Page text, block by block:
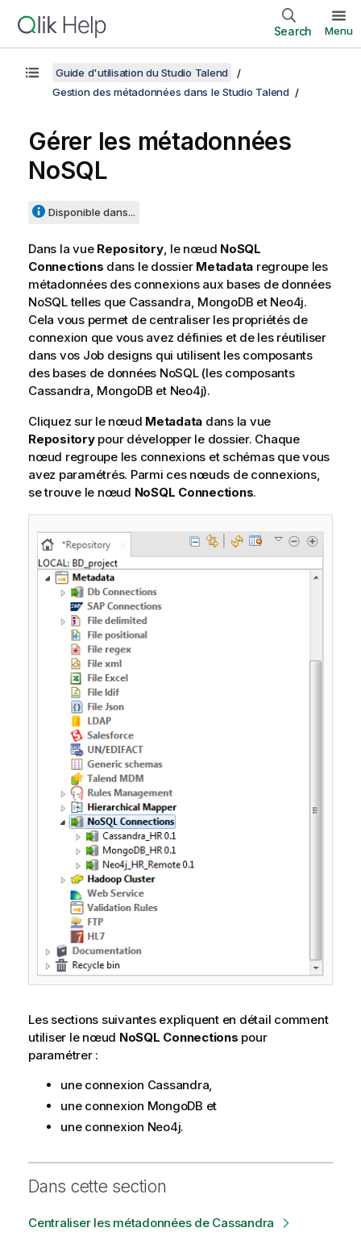
Search Menu
Guide d'utilisation du Studio Talend
Gestion des métadonnées dans le Studio Talend
Gérer les métadonnées
NoSQL
Disponible dans...
Dans la vue Repository, le nœud NoSQL
Connections dans le dossier Metadata regroupe les
métadonnées des connexions aux bases de données
NoSQL telles que Cassandra, MongoDB et Neo4j.
Cela vous permet de centraliser les propriétés de
connexion que vous avez définies et de les réutiliser
dans vos Job designs qui utilisent les composants
des bases de données NoSQL (les composants
Cassandra, MongoDB et Neo4j).
Cliquez sur le nœud Metadata dans la vue
Repositorypour développer le dossier. Chaque
nœud regroupe les connexions et schémas que vous
avez paramétrés. Parmi ces nœuds de connexions,
se trouve le nœud NoSQL Connections.
Les sections suivantes expliquent en détail comment
utiliser le nœud NoSQL Connections pour
paramétrer :
une connexion Cassandra,
une connexion MongoDB et
une connexion Neo4j.
Dans cette section
Centraliser les métadonnées de Cassandra